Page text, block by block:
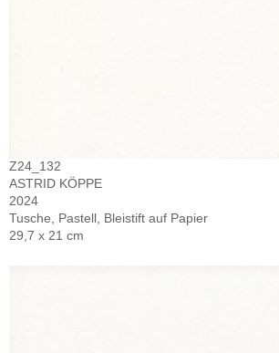
Z24_132
ASTRID KÖPPE
2024
Tusche, Pastell, Bleistift auf Papier
29,7 x 21 cm